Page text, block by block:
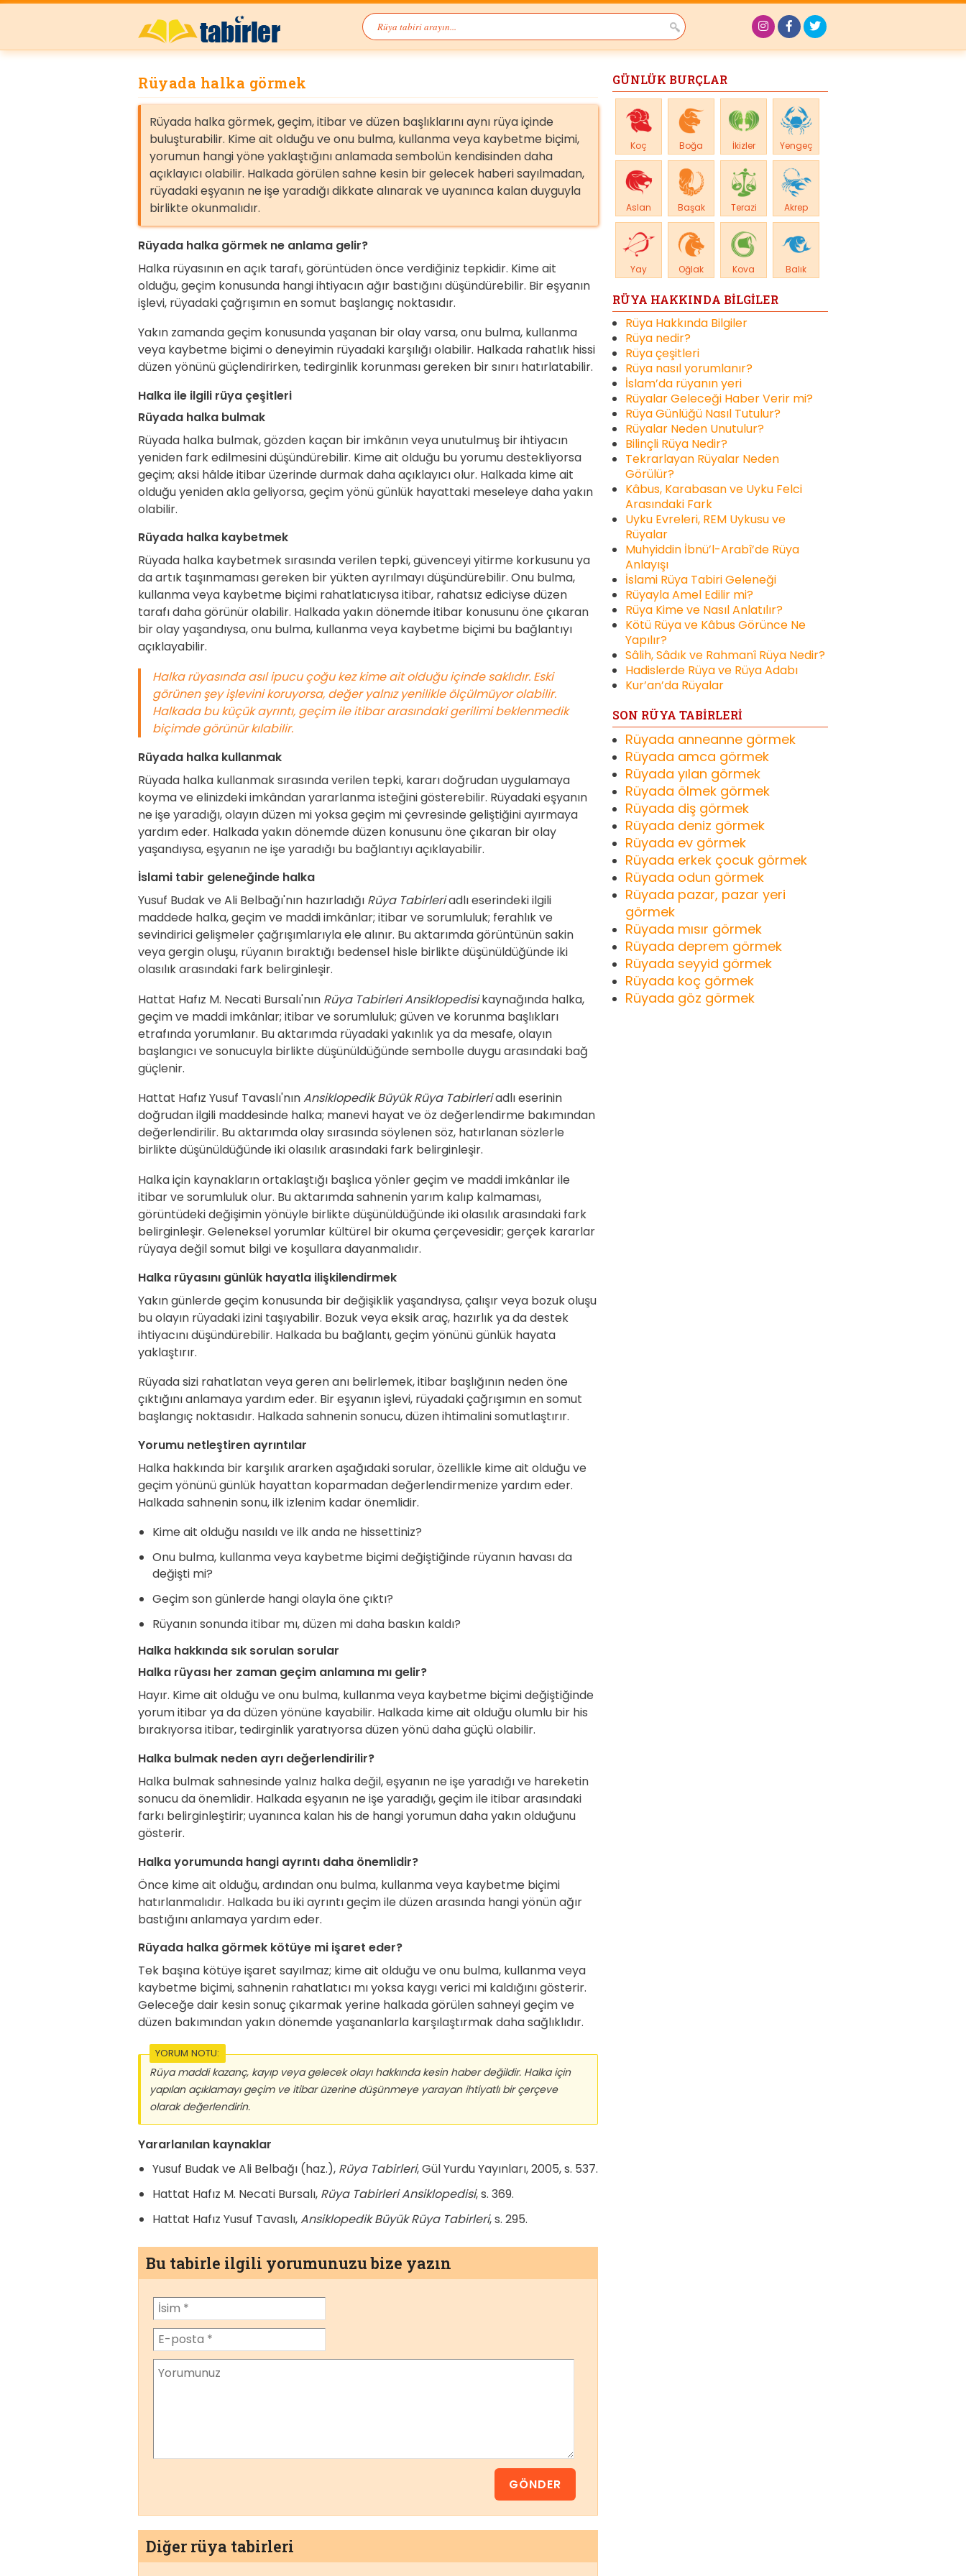
Rüyada halka görmek
Rüyada halka görmek, geçim, itibar ve düzen başlıklarını aynı rüya içinde
buluşturabilir. Kime ait olduğu ve onu bulma, kullanma veya kaybetme biçimi,
yorumun hangi yöne yaklaştığını anlamada sembolün kendisinden daha
açıklayıcı olabilir. Halkada görülen sahne kesin bir gelecek haberi sayılmadan,
rüyadaki eşyanın ne işe yaradığı dikkate alınarak ve uyanınca kalan duyguyla
birlikte okunmalıdır.
Rüyada halka görmek ne anlama gelir?
Halka rüyasının en açık tarafı, görüntüden önce verdiğiniz tepkidir. Kime ait
olduğu, geçim konusunda hangi ihtiyacın ağır bastığını düşündürebilir. Bir eşyanın
işlevi, rüyadaki çağrışımın en somut başlangıç noktasıdır.
Yakın zamanda geçim konusunda yaşanan bir olay varsa, onu bulma, kullanma
veya kaybetme biçimi o deneyimin rüyadaki karşılığı olabilir. Halkada rahatlık hissi
düzen yönünü güçlendirirken, tedirginlik korunması gereken bir sınırı hatırlatabilir.
Halka ile ilgili rüya çeşitleri
Rüyada halka bulmak
Rüyada halka bulmak, gözden kaçan bir imkânın veya unutulmuş bir ihtiyacın
yeniden fark edilmesini düşündürebilir. Kime ait olduğu bu yorumu destekliyorsa
geçim; aksi hâlde itibar üzerinde durmak daha açıklayıcı olur. Halkada kime ait
olduğu yeniden akla geliyorsa, geçim yönü günlük hayattaki meseleye daha yakın
olabilir.
Rüyada halka kaybetmek
Rüyada halka kaybetmek sırasında verilen tepki, güvenceyi yitirme korkusunu ya
da artık taşınmaması gereken bir yükten ayrılmayı düşündürebilir. Onu bulma,
kullanma veya kaybetme biçimi rahatlatıcıysa itibar, rahatsız ediciyse düzen
tarafı daha görünür olabilir. Halkada yakın dönemde itibar konusunu öne çıkaran
bir olay yaşandıysa, onu bulma, kullanma veya kaybetme biçimi bu bağlantıyı
açıklayabilir.
Halka rüyasında asıl ipucu çoğu kez kime ait olduğu içinde saklıdır. Eski
görünen şey işlevini koruyorsa, değer yalnız yenilikle ölçülmüyor olabilir.
Halkada bu küçük ayrıntı, geçim ile itibar arasındaki gerilimi beklenmedik
biçimde görünür kılabilir.
Rüyada halka kullanmak
Rüyada halka kullanmak sırasında verilen tepki, kararı doğrudan uygulamaya
koyma ve elinizdeki imkândan yararlanma isteğini gösterebilir. Rüyadaki eşyanın
ne işe yaradığı, olayın düzen mi yoksa geçim mi çevresinde geliştiğini ayırmaya
yardım eder. Halkada yakın dönemde düzen konusunu öne çıkaran bir olay
yaşandıysa, eşyanın ne işe yaradığı bu bağlantıyı açıklayabilir.
İslami tabir geleneğinde halka
Yusuf Budak ve Ali Belbağı'nın hazırladığı Rüya Tabirleriadlı eserindeki ilgili
maddede halka, geçim ve maddi imkânlar; itibar ve sorumluluk; ferahlık ve
sevindirici gelişmeler çağrışımlarıyla ele alınır. Bu aktarımda görüntünün sakin
veya gergin oluşu, rüyanın bıraktığı bedensel hisle birlikte düşünüldüğünde iki
olasılık arasındaki fark belirginleşir.
Hattat Hafız M. Necati Bursalı'nın Rüya Tabirleri Ansiklopedisikaynağında halka,
geçim ve maddi imkânlar; itibar ve sorumluluk; güven ve korunma başlıkları
etrafında yorumlanır. Bu aktarımda rüyadaki yakınlık ya da mesafe, olayın
başlangıcı ve sonucuyla birlikte düşünüldüğünde sembolle duygu arasındaki bağ
güçlenir.
Hattat Hafız Yusuf Tavaslı'nınAnsiklopedik Büyük Rüya Tabirleriadlı eserinin
doğrudan ilgili maddesinde halka; manevi hayat ve öz değerlendirme bakımından
değerlendirilir. Bu aktarımda olay sırasında söylenen söz, hatırlanan sözlerle
birlikte düşünüldüğünde iki olasılık arasındaki fark belirginleşir.
Halka için kaynakların ortaklaştığı başlıca yönler geçim ve maddi imkânlar ile
itibar ve sorumluluk olur. Bu aktarımda sahnenin yarım kalıp kalmaması,
görüntüdeki değişimin yönüyle birlikte düşünüldüğünde iki olasılık arasındaki fark
belirginleşir. Geleneksel yorumlar kültürel bir okuma çerçevesidir; gerçek kararlar
rüyaya değil somut bilgi ve koşullara dayanmalıdır.
Halka rüyasını günlük hayatla ilişkilendirmek
Yakın günlerde geçim konusunda bir değişiklik yaşandıysa, çalışır veya bozuk oluşu
bu olayın rüyadaki izini taşıyabilir. Bozuk veya eksik araç, hazırlık ya da destek
ihtiyacını düşündürebilir. Halkada bu bağlantı, geçim yönünü günlük hayata
yaklaştırır.
Rüyada sizi rahatlatan veya geren anı belirlemek, itibar başlığının neden öne
çıktığını anlamaya yardım eder. Bir eşyanın işlevi, rüyadaki çağrışımın en somut
başlangıç noktasıdır. Halkada sahnenin sonucu, düzen ihtimalini somutlaştırır.
Yorumu netleştiren ayrıntılar
Halka hakkında bir karşılık ararken aşağıdaki sorular, özellikle kime ait olduğu ve
geçim yönünü günlük hayattan koparmadan değerlendirmenize yardım eder.
Halkada sahnenin sonu, ilk izlenim kadar önemlidir.
Kime ait olduğu nasıldı ve ilk anda ne hissettiniz?
Onu bulma, kullanma veya kaybetme biçimi değiştiğinde rüyanın havası da
değişti mi?
Geçim son günlerde hangi olayla öne çıktı?
Rüyanın sonunda itibar mı, düzen mi daha baskın kaldı?
Halka hakkında sık sorulan sorular
Halka rüyası her zaman geçim anlamına mı gelir?
Hayır. Kime ait olduğu ve onu bulma, kullanma veya kaybetme biçimi değiştiğinde
yorum itibar ya da düzen yönüne kayabilir. Halkada kime ait olduğu olumlu bir his
bırakıyorsa itibar, tedirginlik yaratıyorsa düzen yönü daha güçlü olabilir.
Halka bulmak neden ayrı değerlendirilir?
Halka bulmak sahnesinde yalnız halka değil, eşyanın ne işe yaradığı ve hareketin
sonucu da önemlidir. Halkada eşyanın ne işe yaradığı, geçim ile itibar arasındaki
farkı belirginleştirir; uyanınca kalan his de hangi yorumun daha yakın olduğunu
gösterir.
Halka yorumunda hangi ayrıntı daha önemlidir?
Önce kime ait olduğu, ardından onu bulma, kullanma veya kaybetme biçimi
hatırlanmalıdır. Halkada bu iki ayrıntı geçim ile düzen arasında hangi yönün ağır
bastığını anlamaya yardım eder.
Rüyada halka görmek kötüye mi işaret eder?
Tek başına kötüye işaret sayılmaz; kime ait olduğu ve onu bulma, kullanma veya
kaybetme biçimi, sahnenin rahatlatıcı mı yoksa kaygı verici mi kaldığını gösterir.
Geleceğe dair kesin sonuç çıkarmak yerine halkada görülen sahneyi geçim ve
düzen bakımından yakın dönemde yaşananlarla karşılaştırmak daha sağlıklıdır.
YORUM NOTU:
Rüya maddi kazanç, kayıp veya gelecek olayı hakkında kesin haber değildir. Halka için
yapılan açıklamayı geçim ve itibar üzerine düşünmeye yarayan ihtiyatlı bir çerçeve
olarak değerlendirin.
Yararlanılan kaynaklar
Yusuf Budak ve Ali Belbağı (haz.), Rüya Tabirleri, Gül Yurdu Yayınları, 2005, s. 537.
Hattat Hafız M. Necati Bursalı, Rüya Tabirleri Ansiklopedisi, s. 369.
Hattat Hafız Yusuf Tavaslı,Ansiklopedik Büyük Rüya Tabirleri, s. 295.
Bu tabirle ilgili yorumunuzu bize yazın
Diğer rüya tabirleri
GÜNLÜK BURÇLAR
Koç Boğa İkizler Yengeç
Aslan Başak Terazi Akrep
Yay Oğlak Kova Balık
RÜYA HAKKINDA BİLGİLER
Rüya Hakkında Bilgiler
Rüya nedir?
Rüya çeşitleri
Rüya nasıl yorumlanır?
İslam’da rüyanın yeri
Rüyalar Geleceği Haber Verir mi?
Rüya Günlüğü Nasıl Tutulur?
Rüyalar Neden Unutulur?
Bilinçli Rüya Nedir?
Tekrarlayan Rüyalar Neden
Görülür?
Kâbus, Karabasan ve Uyku Felci
Arasındaki Fark
Uyku Evreleri, REM Uykusu ve
Rüyalar
Muhyiddin İbnü’l-Arabî’de Rüya
Anlayışı
İslami Rüya Tabiri Geleneği
Rüyayla Amel Edilir mi?
Rüya Kime ve Nasıl Anlatılır?
Kötü Rüya ve Kâbus Görünce Ne
Yapılır?
Sâlih, Sâdık ve Rahmanî Rüya Nedir?
Hadislerde Rüya ve Rüya Adabı
Kur’an’da Rüyalar
SON RÜYA TABİRLERİ
Rüyada anneanne görmek
Rüyada amca görmek
Rüyada yılan görmek
Rüyada ölmek görmek
Rüyada diş görmek
Rüyada deniz görmek
Rüyada ev görmek
Rüyada erkek çocuk görmek
Rüyada odun görmek
Rüyada pazar, pazar yeri
görmek
Rüyada mısır görmek
Rüyada deprem görmek
Rüyada seyyid görmek
Rüyada koç görmek
Rüyada göz görmek